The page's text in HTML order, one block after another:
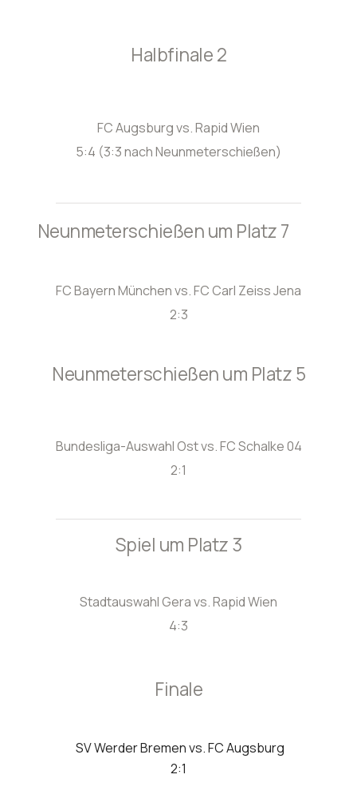
Halbfinale 2
FC Augsburg vs. Rapid Wien
5:4 (3:3 nach Neunmeterschießen)
Neunmeterschießen um Platz 7
FC Bayern München vs. FC Carl Zeiss Jena
2:3
Neunmeterschießen um Platz 5
Bundesliga-Auswahl Ost vs. FC Schalke 04
2:1
Spiel um Platz 3
Stadtauswahl Gera vs. Rapid Wien
4:3
Finale
SV Werder Bremen vs. FC Augsburg
2:1